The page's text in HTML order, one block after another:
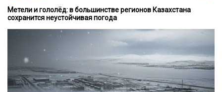
Метели и гололёд: в большинстве регионов Казахстана
сохранится неустойчивая погода